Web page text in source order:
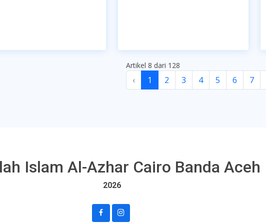
Artikel 8 dari 128
‹ 1 2 3 4 5 6 7
Islam Al-Azhar Cairo Banda Aceh
2026